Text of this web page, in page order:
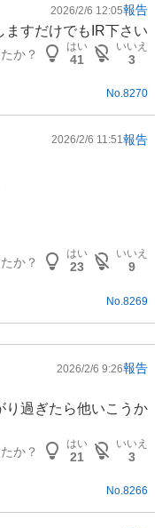
2026/2/6 12:05報告
ますだけでも IR下さい
か？
はい
41
いいえ
3
No.8270
2026/2/6 11:51報告
か？
はい
23
いいえ
9
No. 8269
2026/2/6 9:26報告
り過ぎたら他いこうか
か？
はい
21
いいえ
3
No.8266